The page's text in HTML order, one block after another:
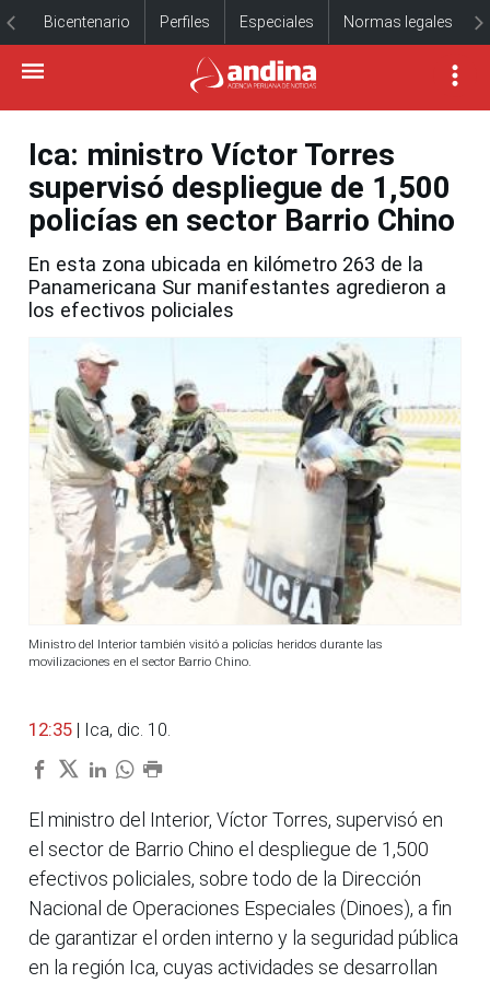
Bicentenario Perfiles Especiales Normas legales
Ica: ministro Víctor Torres
supervisó despliegue de 1,500
policías en sector Barrio Chino
En esta zona ubicada en kilómetro 263 de la
Panamericana Sur manifestantes agredieron a
los efectivos policiales
Ministro del Interior también visitó a policías heridos durante las
movilizaciones en el sector Barrio Chino.
12:35 | Ica, dic. 10.
El ministro del Interior, Víctor Torres, supervisó en
el sector de Barrio Chino el despliegue de 1,500
efectivos policiales, sobre todo de la Dirección
Nacional de Operaciones Especiales (Dinoes), a fin
de garantizar el orden interno y la seguridad pública
en la región Ica, cuyas actividades se desarrollan